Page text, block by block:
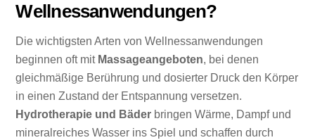
Wellnessanwendungen?
Die wichtigsten Arten von Wellnessanwendungen
beginnen oft mit Massageangeboten, bei denen
gleichmäßige Berührung und dosierter Druck den Körper
in einen Zustand der Entspannung versetzen.
Hydrotherapie und Bäder bringen Wärme, Dampf und
mineralreiches Wasser ins Spiel und schaffen durch